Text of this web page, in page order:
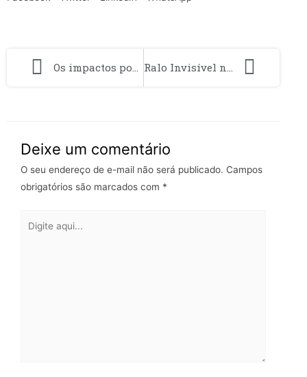
Os impactos positivos da vida a beira-mar na saúde física e mental Ralo Invisível na Varanda: solução estética e eficiente para evitar acúmulo de água
Deixe um comentário
O seu endereço de e-mail não será publicado. Campos
obrigatórios são marcados com *